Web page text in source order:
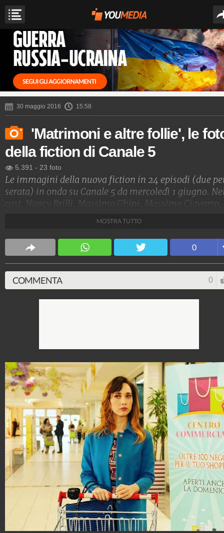
30 maggio 2016 15:58
'Matrimoni e altre follie', le
della fiction di Canale 5
5.391 - 23 foto
Le immagini della nuova fiction in 24 episodi (due
serata) in onda su Canale 5 da mercoledì 1 giugno.
cast, Nancy Brilli, Massimo Ghini, Massimo Ciavarro,
Spettacolo Fanpage
4.053.376.283 9.455 video 76.076 foto
MOSTRA TUTTO
0
COMMENTA 0